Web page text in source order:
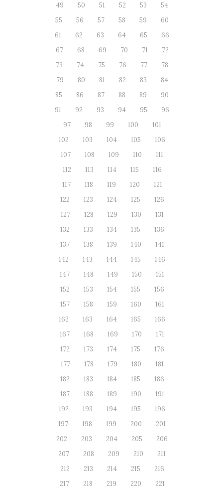
49
50 51 52 53
54
55
56 57 58 59
60
61
62 63 64 65
66
67
68 69 70 71
72
73
74 75 76 77
78
79
80 81 82 83
84
85
86 87 88 89
90
91
92 93 94 95
96
97
98 99 100
101
102
103 104 105
106
107
108 109 110
111
112
113 114 115
116
117
118 119 120
121
122
123 124 125
126
127
128 129 130
131
132
133 134 135
136
137
138 139 140
141
142
143 144 145
146
147
148 149 150
151
152
153 154 155
156
157
158 159 160
161
162
163 164 165
166
167
168 169 170
171
172
173 174 175
176
177
178 179 180
181
182
183 184 185
186
187
188 189 190
191
192
193 194 195
196
197
198 199 200
201
202
203 204 205
206
207
208 209 210
211
212
213 214 215
216
217
218 219 220
221